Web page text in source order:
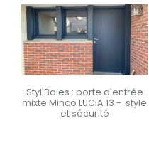
Styl'Baies : porte d'entrée
mixte Minco LUCIA 13 - style
et sécurité